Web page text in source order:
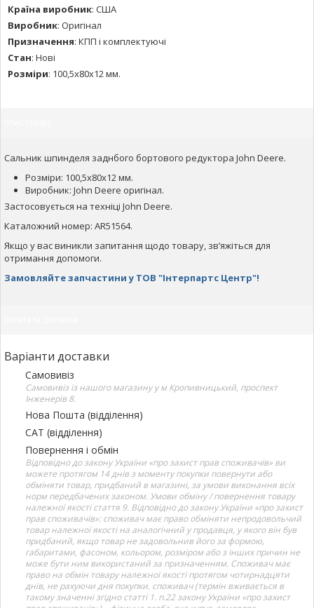
Країна виробник: США
Виробник: Оригінал
Призначення: КПП і комплектуючі
Стан: Нові
Розміри: 100,5х80х12 мм.
Сальник шпинделя заднбого бортового редуктора John Deere.
Розміри: 100,5х80х12 мм.
Виробник: John Deere оригінал.
Застосовується на техніці John Deere.
Каталожний номер: AR51564.
Якщо у вас виникли запитання щодо товару, зв’яжіться для
отримання допомоги.
Замовляйте запчастини у ТОВ "Інтерпартс Центр"!
Варіанти доставки
Самовивіз
Самовивіз із нашого магазину у м Кропивницький, проспект
Інженерів 8.
Нова Пошта (відділення)
САТ (відділення)
Повернення і обмін
Відповідно до закону України «про захист прав споживачів» ви
можете протягом 14 днів з моменту покупки повернути або
обміняти товар, придбаний в магазині, за умови виконання всіх
норм передбачених законом. Умови обміну / повернення товару
належної якості стаття 9. Відповідно до закону України «про захист
прав споживачів»: споживач має право обміняти непродовольчий
товар належної якості на аналогічний у продавця, у якого він був
придбаний, якщо товар не задовольнив його за формою,
габаритами, фасоном, кольором, розміром або з інших причин не
може бути ним використаний за призначенням. Споживач має
право на обмін товару належної якості протягом чотирнадцяти
днів, не рахуючи дня покупки. споживач (термін вживається в
такому значенні згідно статті 1. п.22 закону України «про захист